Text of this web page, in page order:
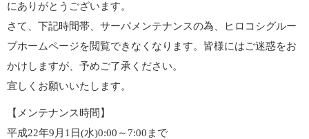
にありがとうございます。
さて、下記時間帯、サーバメンテナンスの為、ヒロコシグルー
プホームページを閲覧できなくなります。皆様にはご迷惑をお
かけしますが、予めご了承ください。
宜しくお願いいたします。
【メンテナンス時間】
平成22年9月1日(水)0:00～7:00まで